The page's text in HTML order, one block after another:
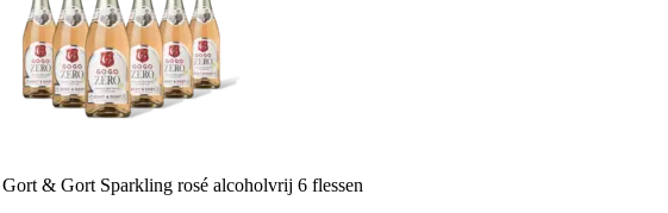
Gort & Gort Sparkling rosé alcoholvrij 6 flessen